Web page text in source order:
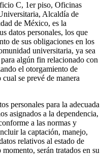
C, 1er piso, Oficinas
Alcaldía de
de México, es la
datos personales, los que
de sus obligaciones en los
universitaria, ya sea
algún fin relacionado con
el otorgamiento de
se prevé de manera
personales para la adecuada
asignados a la dependencia,
a las normas y
la captación, manejo,
relativos al estado de
serán tratados en su